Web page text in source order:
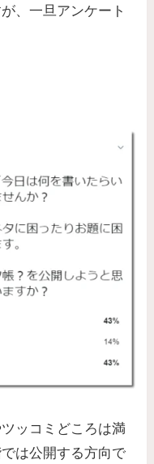
、一旦アンケート
ッコミどころは満
は公開する方向で